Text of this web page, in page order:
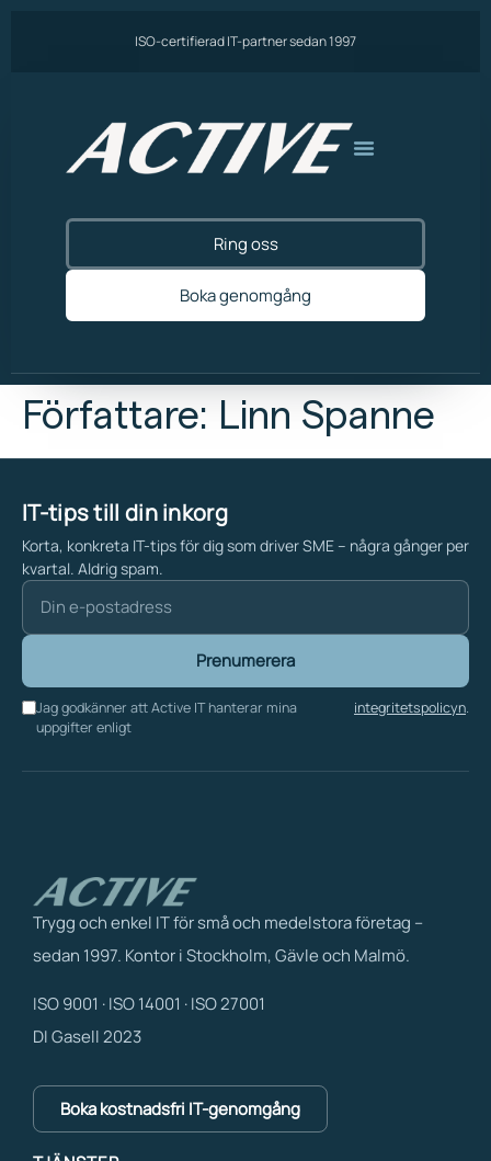
ISO-certifierad IT-partner sedan 1997
Ring oss
Boka genomgång
Författare: Linn Spanne
IT-tips till din inkorg
Korta, konkreta IT-tips för dig som driver SME – några gånger per
kvartal. Aldrig spam.
Prenumerera
Jag godkänner att Active IT hanterar mina
uppgifter enligt
integritetspolicyn.
Trygg och enkel IT för små och medelstora företag –
sedan 1997. Kontor i Stockholm, Gävle och Malmö.
ISO 9001 · ISO 14001 · ISO 27001
DI Gasell 2023
Boka kostnadsfri IT-genomgång